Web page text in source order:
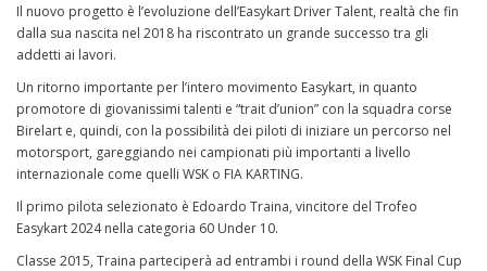
Il nuovo progetto è l’evoluzione dell’Easykart Driver Talent, realtà che fin
dalla sua nascita nel 2018 ha riscontrato un grande successo tra gli
addetti ai lavori.
Un ritorno importante per l’intero movimento Easykart, in quanto
promotore di giovanissimi talenti e “trait d’union” con la squadra corse
Birelart e, quindi, con la possibilità dei piloti di iniziare un percorso nel
motorsport, gareggiando nei campionati più importanti a livello
internazionale come quelli WSK o FIA KARTING.
Il primo pilota selezionato è Edoardo Traina, vincitore del Trofeo
Easykart 2024 nella categoria 60 Under 10.
Classe 2015, Traina parteciperà ad entrambi i round della WSK Final Cup